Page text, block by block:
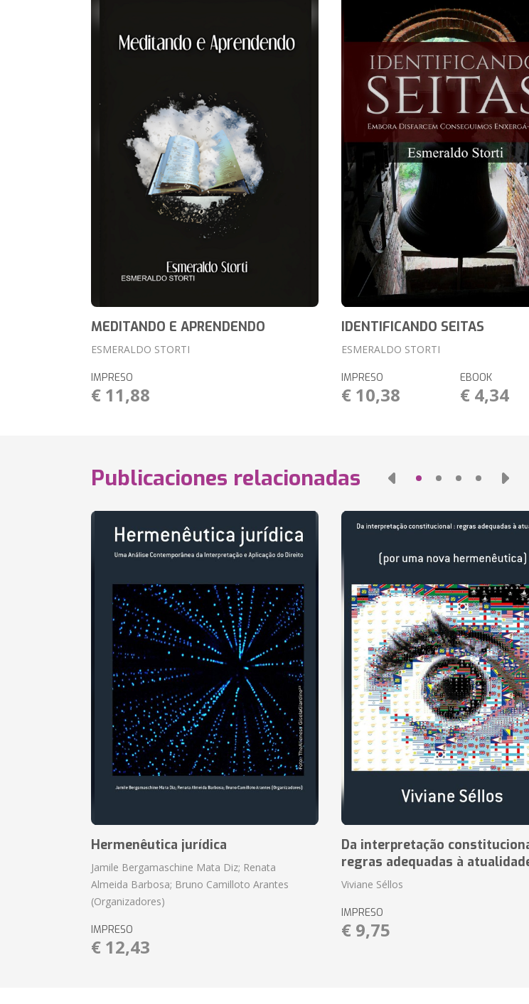
MEDITANDO E APRENDENDO
ESMERALDO STORTI
IMPRESO
€ 11,88
IDENTIFICANDO SEITAS
ESMERALDO STORTI
IMPRESO
€ 10,38
EBOOK
€ 4,34
Publicaciones relacionadas
Hermenêutica jurídica
Jamile Bergamaschine Mata Diz; Renata
Almeida Barbosa; Bruno Camilloto Arantes
(Organizadores)
IMPRESO
€ 12,43
Da interpretação
regras adequadas à
Viviane Séllos
IMPRESO
€ 9,75